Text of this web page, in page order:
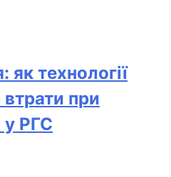
як технології
втрати при
у РГС